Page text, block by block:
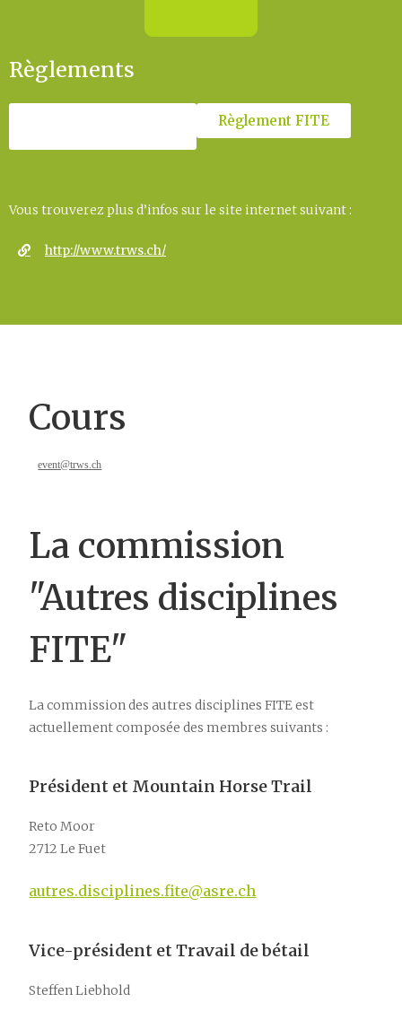
Règlements
Règlement FITE
Vous trouverez plus d’infos sur le site internet suivant :
http://www.trws.ch/
Cours
event@trws.ch
La commission
"Autres disciplines
FITE"
La commission des autres disciplines FITE est
actuellement composée des membres suivants :
Président et Mountain Horse Trail
Reto Moor
2712 Le Fuet
autres.disciplines.fite@asre.ch
Vice-président et Travail de bétail
Steffen Liebhold